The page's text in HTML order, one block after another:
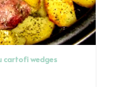
cartofi wedges